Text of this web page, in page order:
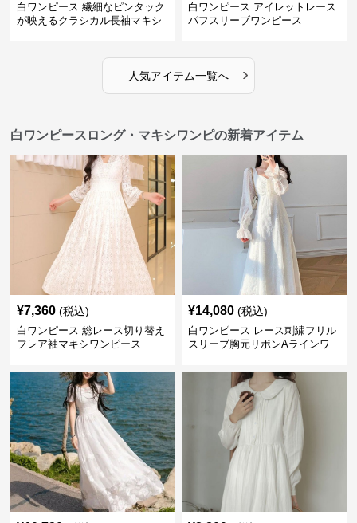
白ワンピース 繊細なピンタック
が映えるクラシカル長袖マキシ
白ワンピース アイレットレース
パフスリーブワンピース
人気アイテム一覧へ ›
白ワンピースロング・マキシワンピの新着アイテム
¥7,360 (税込)
白ワンピース 総レース切り替え
フレア袖マキシワンピース
¥14,080 (税込)
白ワンピース レース刺繍フリル
スリーブ胸元リボンAラインワ